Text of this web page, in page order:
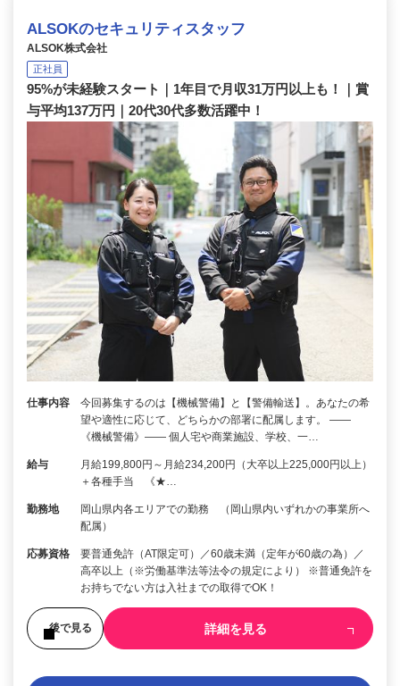
ALSOKのセキュリティスタッフ
ALSOK株式会社
正社員
95%が未経験スタート｜1年目で月収31万円以上も！｜賞
与平均137万円｜20代30代多数活躍中！
仕事内容
今回募集するのは【機械警備】と【警備輸送】。あなたの希
望や適性に応じて、どちらかの部署に配属します。 ――
《機械警備》―― 個人宅や商業施設、学校、一…
給与
月給199,800円～月給234,200円（大卒以上225,000円以上）
＋各種手当 《★…
勤務地
岡山県内各エリアでの勤務 （岡山県内いずれかの事業所へ
配属）
応募資格
要普通免許（AT限定可）／60歳未満（定年が60歳の為）／
高卒以上（※労働基準法等法令の規定により） ※普通免許を
お持ちでない方は入社までの取得でOK！
後で見る 詳細を見る